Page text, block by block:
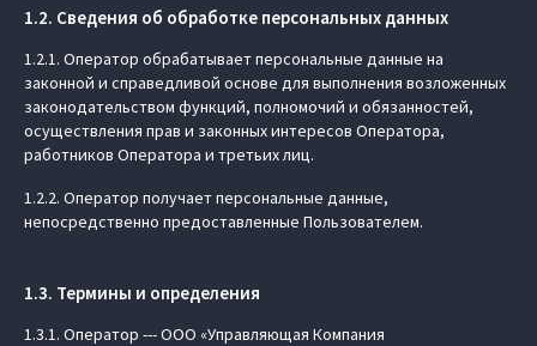
1.2. Сведения об обработке персональных данных
1.2.1. Оператор обрабатывает персональные данные на
законной и справедливой основе для выполнения возложенных
законодательством функций, полномочий и обязанностей,
осуществления прав и законных интересов Оператора,
работников Оператора и третьих лиц.
1.2.2. Оператор получает персональные данные,
непосредственно предоставленные Пользователем.
1.3. Термины и определения
1.3.1. Оператор --- ООО «Управляющая Компания